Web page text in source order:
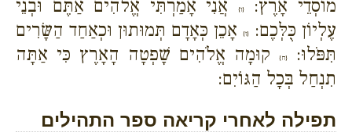
מוֹסְדֵי אָרֶץ:{ו}
אֲנִי אָמַרְתִּי אֱלֹהִים אַתֶּם וּבְנֵי
עֶלְיוֹן כֻּלְּכֶם:
{ז}
אָכֵן כְּאָדָם תְּמוּתוּן וּכְאַחַד הַשָּׂרִים
תִּפֹּלוּ:
{ח}
קוּמָה אֱלֹהִים שָׁפְטָה הָאָרֶץ כִּי אַתָּה
תִנְחַל בְּכָל הַגּוֹיִם:
תפילה לאחרי קריאה ספר התהילים